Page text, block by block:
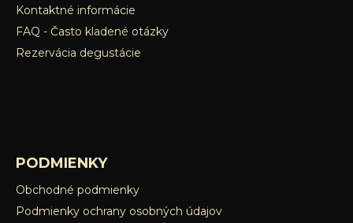
Kontaktné informácie
FAQ - Často kladené otázky
Rezervácia degustácie
PODMIENKY
Obchodné podmienky
Podmienky ochrany osobných údajov